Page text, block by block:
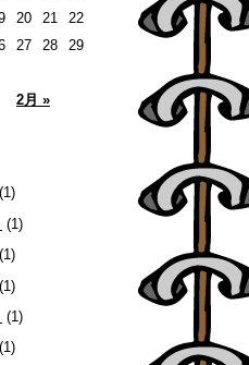
2月 »
20 21
22
27 28
29
(1)
(1)
(1)
(1)
(1)
(1)